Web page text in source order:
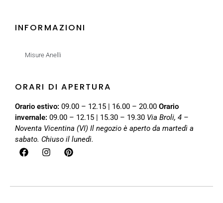
INFORMAZIONI
Misure Anelli
ORARI DI APERTURA
Orario estivo: 09.00 – 12.15 | 16.00 – 20.00 Orario
invernale: 09.00 – 12.15 | 15.30 – 19.30 Via Broli, 4 –
Noventa Vicentina (VI) Il negozio è aperto da martedì a
sabato. Chiuso il lunedì.